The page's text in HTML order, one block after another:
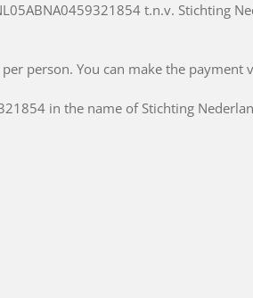
t.n.v. Stichting
person. You can make the payment
in the name of Stichting